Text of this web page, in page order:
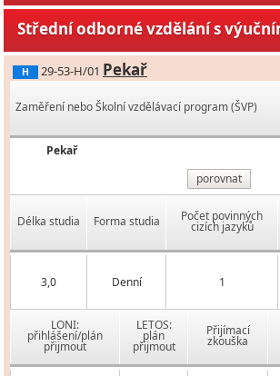
Střední odborné vzdělání s
H 29-53-H/01 Pekař
Zaměření nebo Školní vzdělávací program (ŠVP)
Pekař
porovnat
Délka studia Forma studia Počet povinných
cizích jazyků
3,0 Denní 1
LONI:
přihlášení/plán
přijmout
LETOS:
plán
přijmout
Přijímací
zkouška